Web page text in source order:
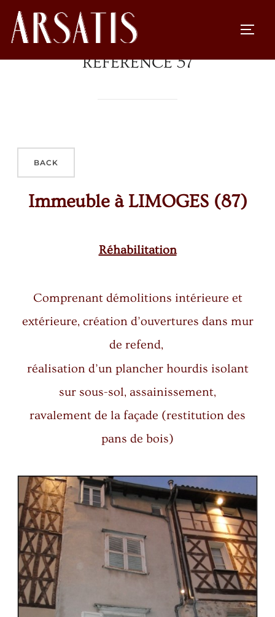
RÉFÉRENCE 57
Immeuble à LIMOGES (87)
Réhabilitation
Comprenant démolitions intérieure et
extérieure, création d’ouvertures dans mur
de refend,
réalisation d’un plancher hourdis isolant
sur sous-sol, assainissement,
ravalement de la façade (restitution des
pans de bois)